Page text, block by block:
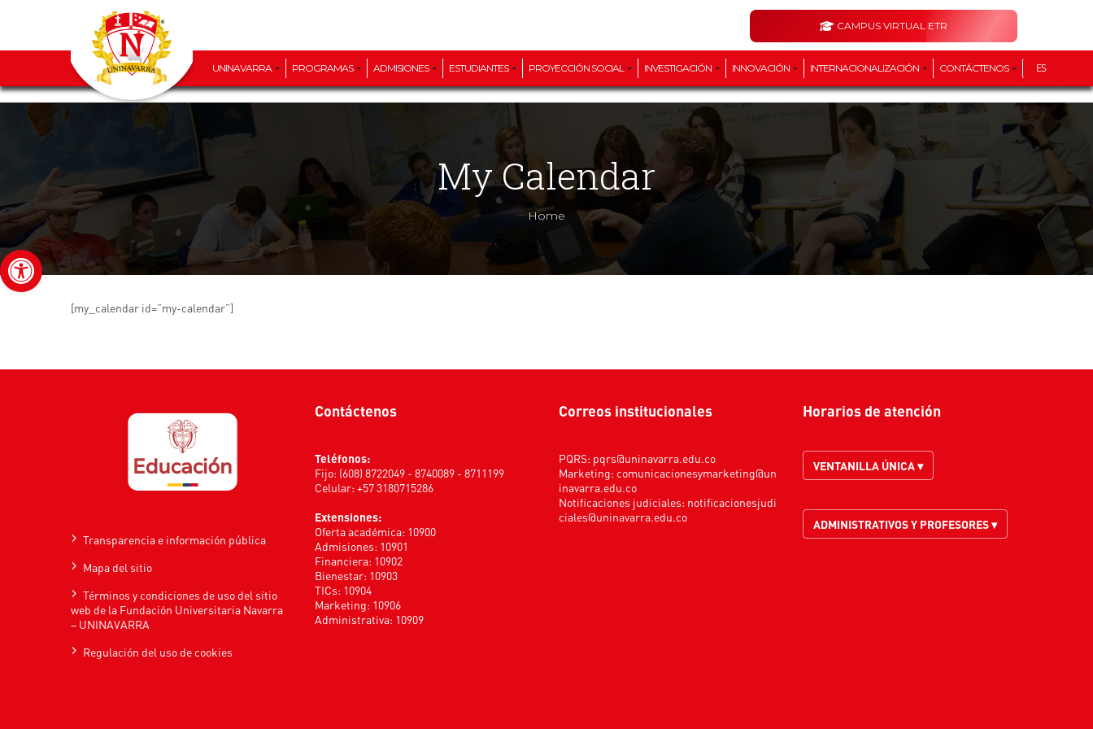
Abrir barra de herramientas
CAMPUS VIRTUAL ETR
UNINAVARRA PROGRAMAS ADMISIONES ESTUDIANTES PROYECCIÓN SOCIAL INVESTIGACIÓN INNOVACIÓN INTERNACIONALIZACIÓN CONTÁCTENOS ES
My Calendar
Home
[my_calendar id=”my-calendar”]
Transparencia e información pública
Mapa del sitio
Términos y condiciones de uso del sitio
web de la Fundación Universitaria Navarra
– UNINAVARRA
Regulación del uso de cookies
Contáctenos
Teléfonos:
Fijo: (608) 8722049 - 8740089 - 8711199
Celular: +57 3180715286
Extensiones:
Oferta académica: 10900
Admisiones: 10901
Financiera: 10902
Bienestar: 10903
TICs: 10904
Marketing: 10906
Administrativa: 10909
Correos institucionales
PQRS: pqrs@uninavarra.edu.co
Marketing: comunicacionesymarketing@un
inavarra.edu.co
Notificaciones judiciales: notificacionesjudi
ciales@uninavarra.edu.co
Horarios de atención
VENTANILLA ÚNICA ▾
ADMINISTRATIVOS Y PROFESORES ▾